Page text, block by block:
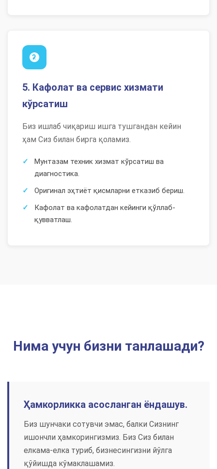
5. Кафолат ва сервис хизмати
кўрсатиш
Биз ишлаб чиқариш ишга тушгандан кейин
ҳам Сиз билан бирга қоламиз.
Мунтазам техник хизмат кўрсатиш ва
диагностика.
Оригинал эҳтиёт қисмларни етказиб бериш.
Кафолат ва кафолатдан кейинги қўллаб-
қувватлаш.
Нима учун бизни танлашади?
Ҳамкорликка асосланган ёндашув.
Биз шунчаки сотувчи эмас, балки Сизнинг
ишончли ҳамкорингизмиз. Биз Сиз билан
елкама-елка туриб, бизнесингизни йўлга
қўйишда кўмаклашамиз.